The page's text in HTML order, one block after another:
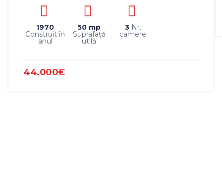
1970
Construit în
anul
50 mp
Suprafaţă
utilă
3 Nr.
camere
44.000€